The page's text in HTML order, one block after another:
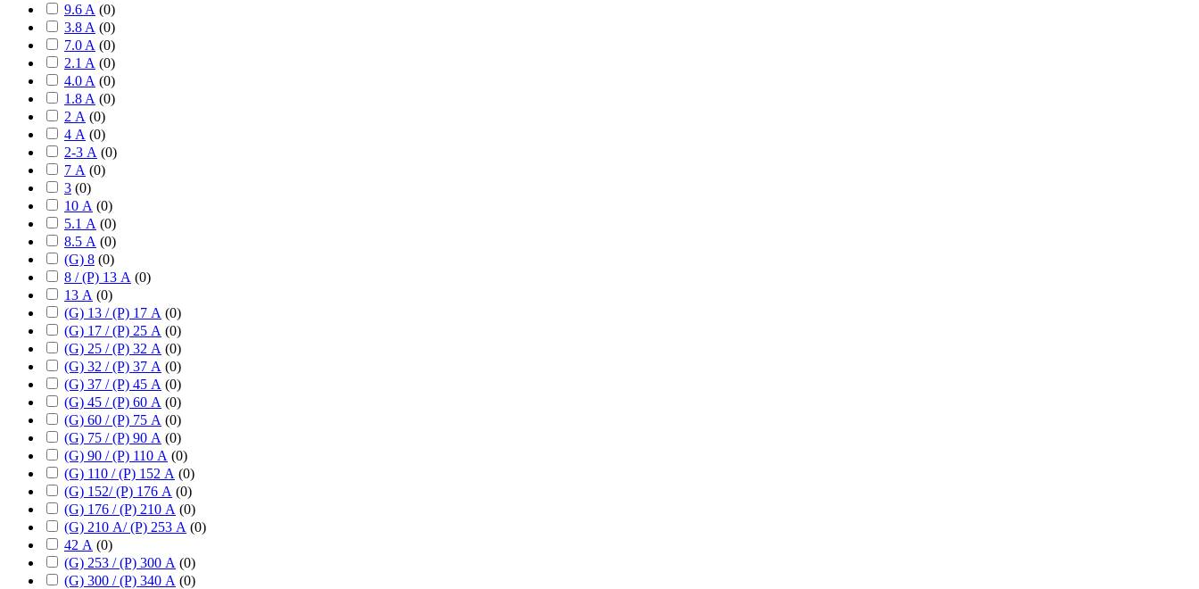
9.6 A (0)
3.8 A (0)
7.0 A (0)
2.1 A (0)
4.0 A (0)
1.8 A (0)
2 А (0)
4 А (0)
2-3 А (0)
7 А (0)
3 (0)
10 А (0)
5.1 А (0)
8.5 А (0)
(G) 8 (0)
8 / (P) 13 А (0)
13 А (0)
(G) 13 / (P) 17 А (0)
(G) 17 / (P) 25 А (0)
(G) 25 / (P) 32 А (0)
(G) 32 / (P) 37 А (0)
(G) 37 / (P) 45 А (0)
(G) 45 / (P) 60 А (0)
(G) 60 / (P) 75 А (0)
(G) 75 / (P) 90 А (0)
(G) 90 / (P) 110 А (0)
(G) 110 / (P) 152 А (0)
(G) 152/ (P) 176 А (0)
(G) 176 / (P) 210 А (0)
(G) 210 А/ (P) 253 А (0)
42 А (0)
(G) 253 / (P) 300 А (0)
(G) 300 / (P) 340 А (0)